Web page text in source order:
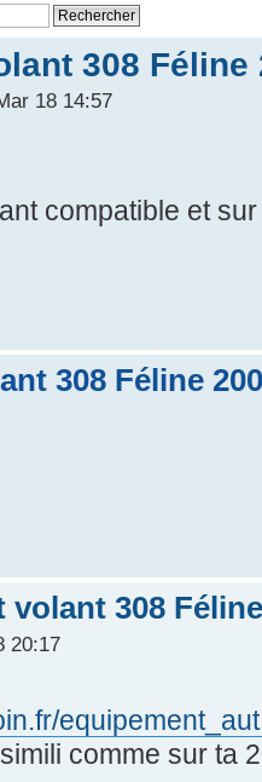
308 Féline
18 14:57
compatible et
308 Féline
308
20:17
comme sur ta